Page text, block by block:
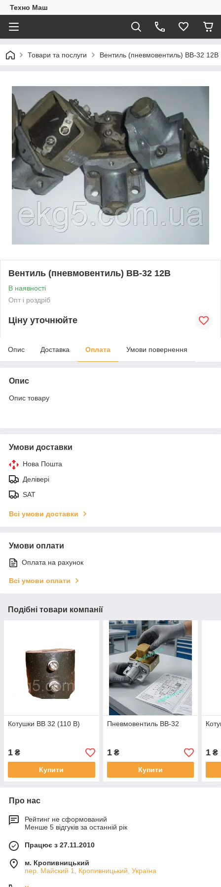
Техно Маш
Товари та послуги Вентиль (пневмовентиль) ВВ-32 12В
Вентиль (пневмовентиль) ВВ-32 12В
В наявності
Опт і роздріб
Ціну уточнюйте
Опис Доставка Оплата Умови повернення
Опис
Опис товару
Умови доставки
Нова Пошта
Делівері
SAT
Всі умови доставки
Умови оплати
Оплата на рахунок
Всі умови оплати
Подібні товари компанії
Котушки ВВ 32 (110 В)
1 ₴
Купити
Пневмовентиль ВВ-32
1₴
Купити
1 ₴
Про нас
Рейтинг не сформований
Менше 5 відгуків за останній рік
Працює з 27.11.2010
м. Кропивницький
пер. Майский 1, Кропивницький, Україна